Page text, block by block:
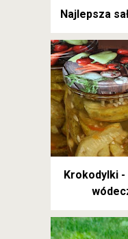
Najlepsza
Krokodylki